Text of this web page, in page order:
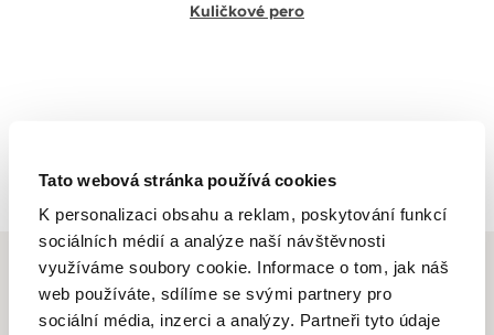
Tato webová stránka používá cookies
K personalizaci obsahu a reklam, poskytování funkcí
sociálních médií a analýze naší návštěvnosti
využíváme soubory cookie. Informace o tom, jak náš
web používáte, sdílíme se svými partnery pro
sociální média, inzerci a analýzy. Partneři tyto údaje
Kuličkové pero